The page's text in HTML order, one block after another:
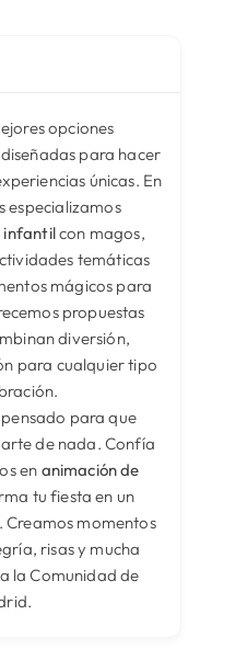
opciones
diseñadas para hacer
únicas. En
especializamos
infantilcon magos,
temáticas
mágicos para
propuestas
diversión,
para cualquier tipo
para que
de nada. Confía
en animación de
tu fiesta en un
momentos
risas y mucha
la Comunidad de